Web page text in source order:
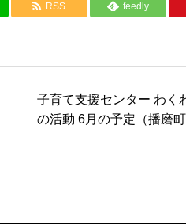
RSS feedly
子育て支援センター わく
の活動 6月の予定（播磨町